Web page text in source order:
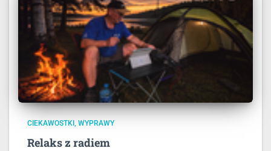
CIEKAWOSTKI WYPRAWY
Relaks z radiem